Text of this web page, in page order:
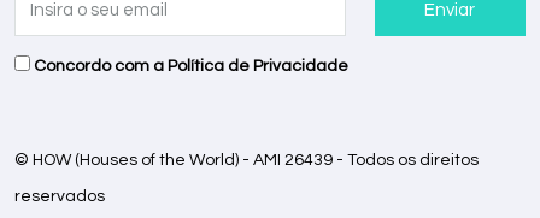
Enviar
Concordo com a Política de Privacidade
© HOW (Houses of the World) - AMI 26439 - Todos os direitos
reservados